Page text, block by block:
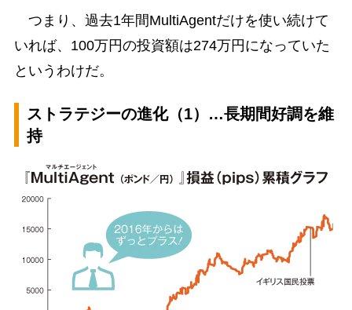
つまり、過去1年間MultiAgentだけを使い続けて
いれば、100万円の投資額は274万円になっていた
というわけだ。
ストラテジーの進化（1）…長期間好調を維
持